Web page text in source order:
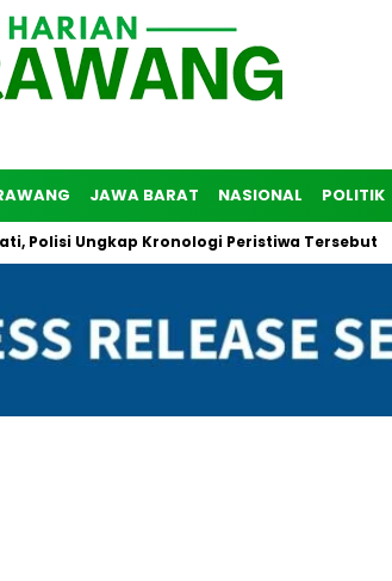
JAWA BARAT NASIONAL POLITIK
Ungkap Kronologi Peristiwa Tersebut 2